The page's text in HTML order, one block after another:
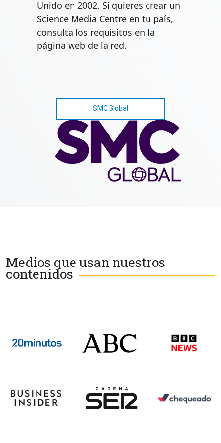
Unido en 2002. Si quieres crear un
Science Media Centre en tu país,
consulta los requisitos en la
página web de la red.
SMC Global
Medios que usan nuestros
contenidos